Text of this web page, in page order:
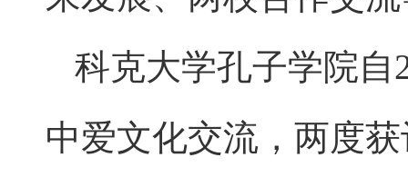
科克大学孔子学院自
中爱文化交流，两度